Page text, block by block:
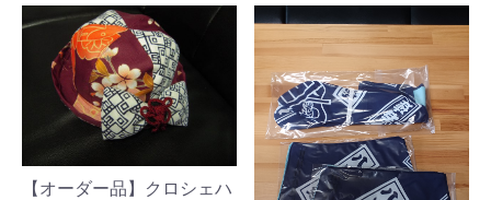
【オーダー品】クロシェハ